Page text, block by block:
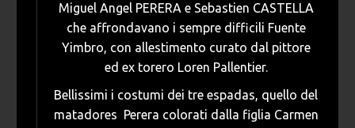
Miguel Angel PERERA e Sebastien CASTELLA
che affrondavano i sempre difficili Fuente
Yimbro, con allestimento curato dal pittore
ed ex torero Loren Pallentier.
Bellissimi i costumi dei tre espadas, quello del
matadores Perera colorati dalla figlia Carmen